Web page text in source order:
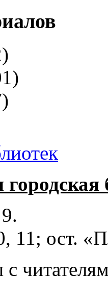
11; ост.